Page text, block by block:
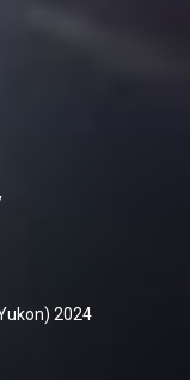
2024